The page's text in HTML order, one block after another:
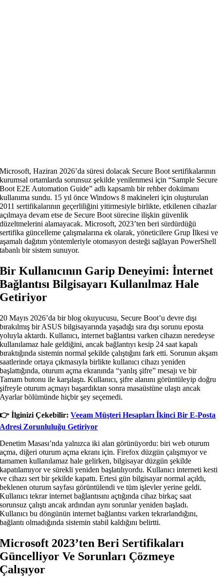
Microsoft, Haziran 2026’da süresi dolacak Secure Boot sertifikalarının
kurumsal ortamlarda sorunsuz şekilde yenilenmesi için “Sample Secure
Boot E2E Automation Guide” adlı kapsamlı bir rehber dokümanı
kullanıma sundu. 15 yıl önce Windows 8 makineleri için oluşturulan
2011 sertifikalarının geçerliliğini yitirmesiyle birlikte, etkilenen cihazlar
açılmaya devam etse de Secure Boot sürecine ilişkin güvenlik
düzeltmelerini alamayacak. Microsoft, 2023’ten beri sürdürdüğü
sertifika güncelleme çalışmalarına ek olarak, yöneticilere Grup İlkesi ve
aşamalı dağıtım yöntemleriyle otomasyon desteği sağlayan PowerShell
tabanlı bir sistem sunuyor.
Bir Kullanıcının Garip Deneyimi: İnternet
Bağlantısı Bilgisayarı Kullanılmaz Hale
Getiriyor
20 Mayıs 2026’da bir blog okuyucusu, Secure Boot’u devre dışı
bırakılmış bir ASUS bilgisayarında yaşadığı sıra dışı sorunu eposta
yoluyla aktardı. Kullanıcı, internet bağlantısı varken cihazın neredeyse
kullanılamaz hale geldiğini, ancak bağlantıyı kesip 24 saat kapalı
bıraktığında sistemin normal şekilde çalıştığını fark etti. Sorunun akşam
saatlerinde ortaya çıkmasıyla birlikte kullanıcı cihazı yeniden
başlattığında, oturum açma ekranında “yanlış şifre” mesajı ve bir
Tamam butonu ile karşılaştı. Kullanıcı, şifre alanını görüntüleyip doğru
şifreyle oturum açmayı başardıktan sonra masaüstüne ulaştı ancak
Ayarlar bölümünde hiçbir şey seçemedi.
👉️ İlginizi Çekebilir:Veeam Müşteri Hesapları İkinci Bir E-Posta
Adresi Zorunluluğu Getiriyor
Denetim Masası’nda yalnızca iki alan görünüyordu: biri web oturum
açma, diğeri oturum açma ekranı için. Firefox düzgün çalışmıyor ve
tamamen kullanılamaz hale gelirken, bilgisayar düzgün şekilde
kapatılamıyor ve sürekli yeniden başlatılıyordu. Kullanıcı interneti kesti
ve cihazı sert bir şekilde kapattı. Ertesi gün bilgisayar normal açıldı,
beklenen oturum sayfası görüntülendi ve tüm işlevler yerine geldi.
Kullanıcı tekrar internet bağlantısını açtığında cihaz birkaç saat
sorunsuz çalıştı ancak ardından aynı sorunlar yeniden başladı.
Kullanıcı bu döngünün internet bağlantısı varken tekrarlandığını,
bağlantı olmadığında sistemin stabil kaldığını belirtti.
Microsoft 2023’ten Beri Sertifikaları
Güncelliyor Ve Sorunları Çözmeye
Çalışıyor